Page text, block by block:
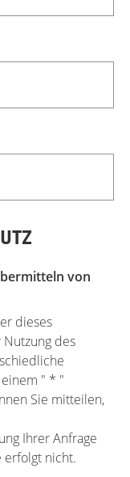
von
dieses
des
" * "
Sie mitteilen,
Ihrer Anfrage
erfolgt nicht.